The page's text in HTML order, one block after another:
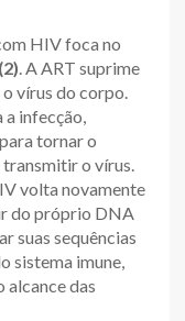
HIV foca no
(2). A ART suprime
vírus do corpo.
a infecção,
tornar o
o vírus.
volta novamente
do próprio DNA
suas sequências
sistema imune,
alcance das